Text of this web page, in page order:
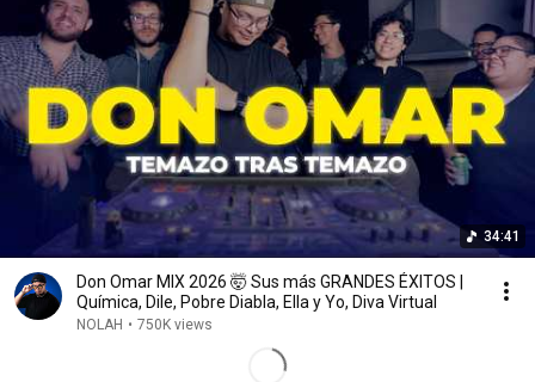
34:41
Don Omar MIX 2026 🤯 Sus más GRANDES ÉXITOS |
Química, Dile, Pobre Diabla, Ella y Yo, Diva Virtual
NOLAH • 750K views